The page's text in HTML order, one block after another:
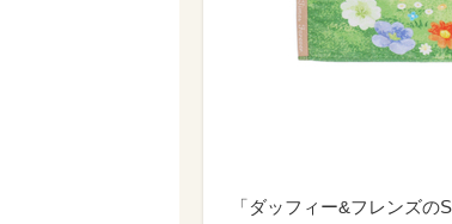
「ダッフィー&フレンズ